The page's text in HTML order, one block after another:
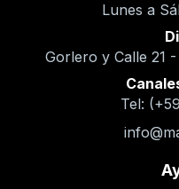
Lunes a
Gorlero y Calle 21
Tel: